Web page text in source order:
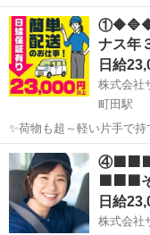
午前中に３時間配送・・
いか...
ギグワーク
ナス年
日給
株式会社
町田駅
✨荷物も超～軽い片手で持てる物ばか
で女子も沢山働いてます💛 ✨✨まずは拠店に営業車で直行直帰❗️ 実働
時間の仕事ってこんな感じですよ😄 まずはAM8
庫...
東京 町田市 町田
日給
株式会社